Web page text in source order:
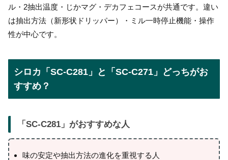
ル・2抽出温度・じかマグ・デカフェコースが共通です。違い
は抽出方法（新形状ドリッパー）・ミル一時停止機能・操作
性が中心です。
シロカ「SC-C281」と「SC-C271」どっちがお
すすめ？
「SC-C281 」がおすすめな人
味の安定や抽出方法の進化を重視する人